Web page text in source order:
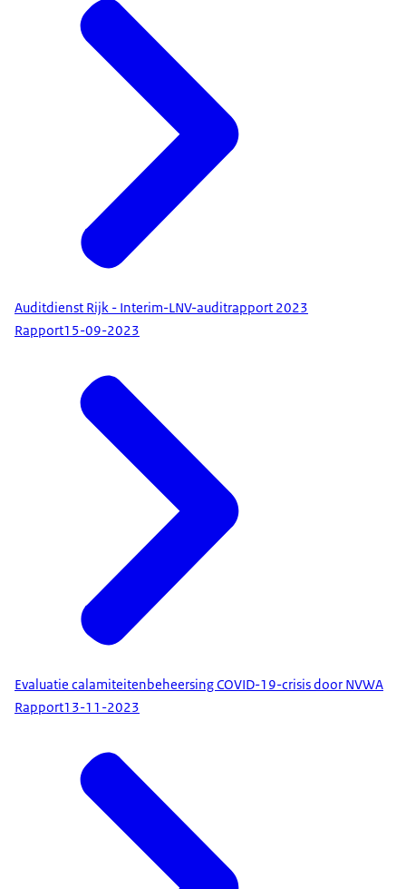
Auditdienst Rijk - Interim-LNV-auditrapport 2023
Rapport15-09-2023
Evaluatie calamiteitenbeheersing COVID-19-crisis door NVWA
Rapport13-11-2023